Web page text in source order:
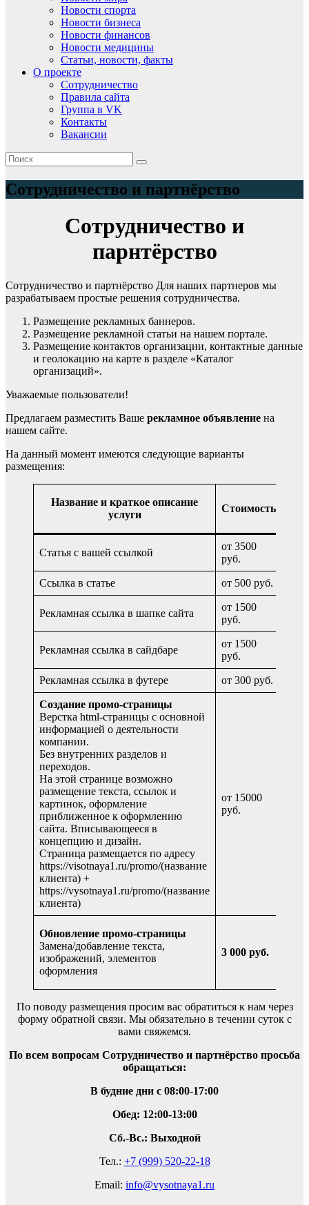
Новости спорта
Новости бизнеса
Новости финансов
Новости медицины
Статьи, новости, факты
О проекте
Сотрудничество
Правила сайта
Группа в VK
Контакты
Вакансии
Сотрудничество и партнёрство
Сотрудничество и
парнтёрство
Сотрудничество и партнёрство Для наших партнеров мы
разрабатываем простые решения сотрудничества.
Размещение рекламных баннеров.
Размещение рекламной статьи на нашем портале.
Размещение контактов организации, контактные данные
и геолокацию на карте в разделе «Каталог
организаций».
Уважаемые пользователи!
Предлагаем разместить Ваше рекламное объявление на
нашем сайте.
На данный момент имеются следующие варианты
размещения:
Название и краткое описание
услуги
Стоимость
Статья с вашей ссылкой
от 3500
руб.
Ссылка в статье от 500 руб.
Рекламная ссылка в шапке сайта
от 1500
руб.
Рекламная ссылка в сайдбаре
от 1500
руб.
Рекламная ссылка в футере от 300 руб.
Создание промо-страницы
Верстка html-страницы с основной
информацией о деятельности
компании.
Без внутренних разделов и
переходов.
На этой странице возможно
размещение текста, ссылок и
картинок, оформление
приближенное к оформлению
сайта. Вписывающееся в
концепцию и дизайн.
Страница размещается по адресу
https://visotnaya1.ru/promo/(название
клиента) +
https://vysotnaya1.ru/promo/(название
клиента)
от 15000
руб.
Обновление промо-страницы
Замена/добавление текста,
изображений, элементов
оформления
3 000 руб.
По поводу размещения просим вас обратиться к нам через
форму обратной связи. Мы обязательно в течении суток с
вами свяжемся.
По всем вопросам Сотрудничество и партнёрство просьба
обращаться:
В будние дни с 08:00-17:00
Обед: 12:00-13:00
Сб.-Вс.: Выходной
Тел.: +7 (999) 520-22-18
Email: info@vysotnaya1.ru